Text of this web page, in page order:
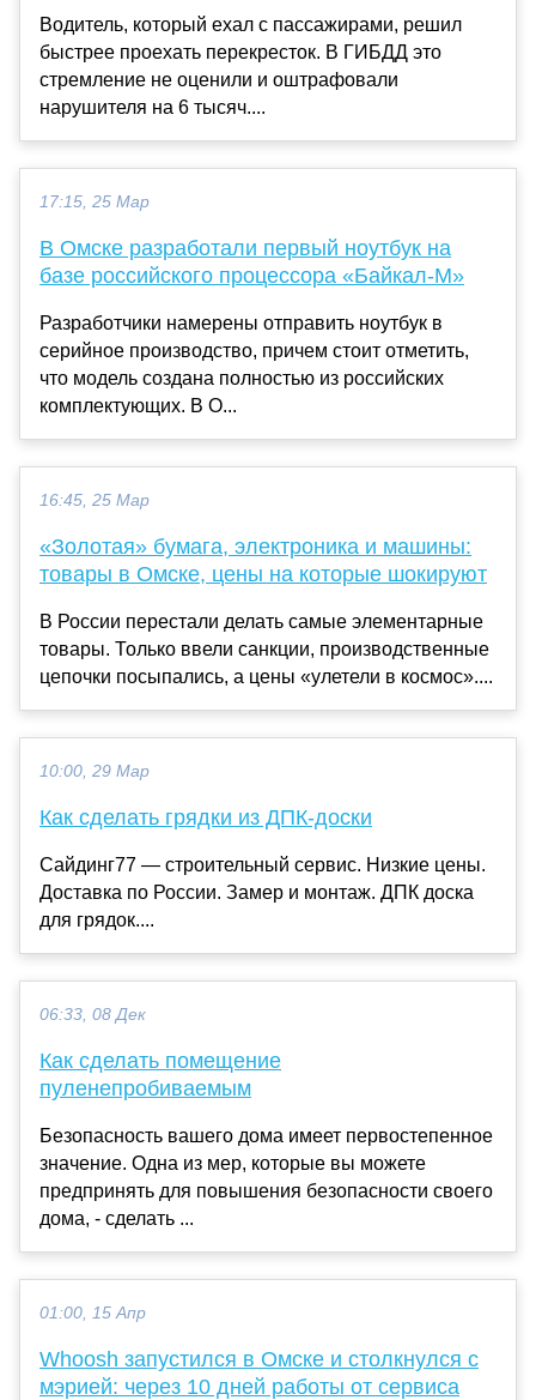
Водитель, который ехал с пассажирами, решил
быстрее проехать перекресток. В ГИБДД это
стремление не оценили и оштрафовали
нарушителя на 6 тысяч....
17:15, 25 Мар
В Омске разработали первый ноутбук на
базе российского процессора «Байкал-М»
Разработчики намерены отправить ноутбук в
серийное производство, причем стоит отметить,
что модель создана полностью из российских
комплектующих. В О...
16:45, 25 Мар
«Золотая» бумага, электроника и машины:
товары в Омске, цены на которые шокируют
В России перестали делать самые элементарные
товары. Только ввели санкции, производственные
цепочки посыпались, а цены «улетели в космос»....
10:00, 29 Мар
Как сделать грядки из ДПК-доски
Сайдинг77 — строительный сервис. Низкие цены.
Доставка по России. Замер и монтаж. ДПК доска
для грядок....
06:33, 08 Дек
Как сделать помещение
пуленепробиваемым
Безопасность вашего дома имеет первостепенное
значение. Одна из мер, которые вы можете
предпринять для повышения безопасности своего
дома, - сделать ...
01:00, 15 Апр
Whoosh запустился в Омске и столкнулся с
мэрией: через 10 дней работы от сервиса